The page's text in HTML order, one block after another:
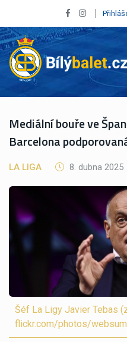
Mediální bouře ve
Barcelona
LA LIGA 8. dubna 2025
Šéf La Ligy Javier Tebas
flickr.com/photos/